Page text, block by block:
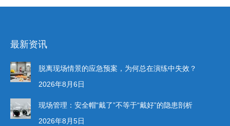
最新资讯
脱离现场情景的应急预案，为何总在演练中失效？
2026年8月6日
现场管理：安全帽“戴了”不等于“戴好”的隐患剖析
2026年8月5日